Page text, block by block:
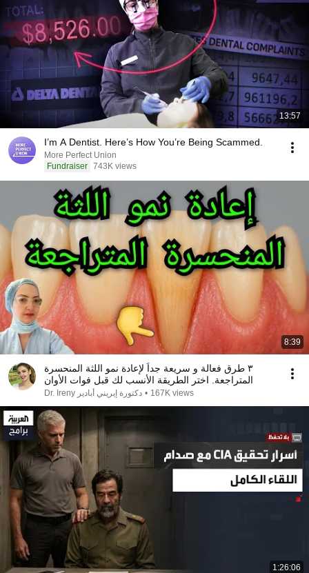
13:57
I’m A Dentist. Here’s How You’re Being Scammed.
More Perfect Union
Fundraiser 743K views
8:39
٣ طرق فعالة و سريعة جداً لإعادة نمو اللثة المنحسرة
المتراجعة. اختر الطريقة الأنسب لك قبل فوات الأوان
Dr. Ireny دكتورة إيريني أبادير • 167K views
1:26:06